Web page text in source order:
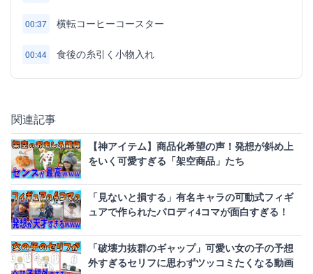
00:37 横転コーヒーコースター
00:44 食後の糸引く小物入れ
関連記事
【神アイテム】商品化希望の声！発想が斜め上
をいく可愛すぎる「架空商品」たち
「見ないと損する」有名キャラの可動式フィギ
ュアで作られたパロディ4コマが面白すぎる！
「破壊力抜群のギャップ」可愛い女の子の予想
外すぎるセリフに思わずツッコミたくなる動画